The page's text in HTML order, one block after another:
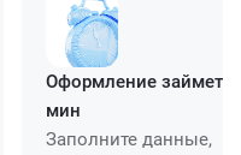
Оформление займет
мин
Заполните данные,